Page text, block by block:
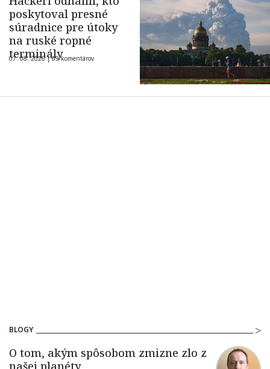
poskytoval presné
súradnice pre útoky
na ruské ropné
terminály
07. 08. 2026 |69 komentárov
BLOGY